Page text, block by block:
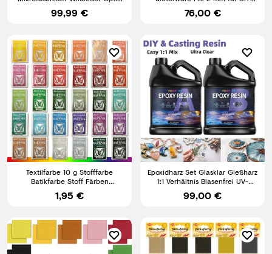
Autohimmelstoff mit Schaum
99,99 €
Auto KFZ Camper
76,00 €
Textilfarbe 10 g Stofffarbe
Batikfarbe Stoff Färben
Nachfärben von Textilien
1,95 €
Epoxidharz Set Glasklar Gießharz
1:1 Verhältnis Blasenfrei UV-
beständig
99,00 €